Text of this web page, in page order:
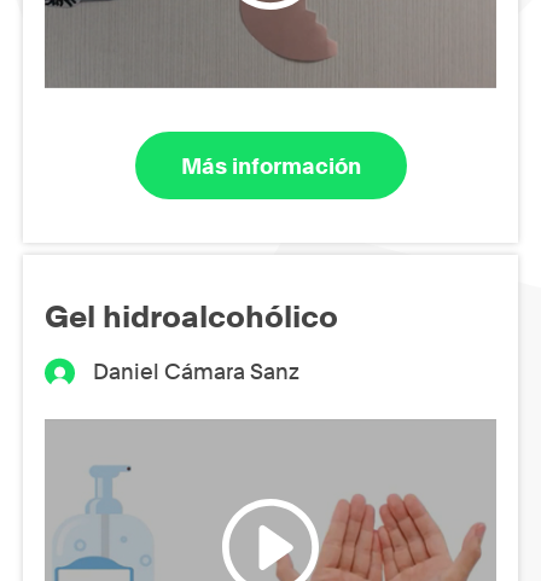
Más información
Gel hidroalcohólico
Daniel Cámara Sanz